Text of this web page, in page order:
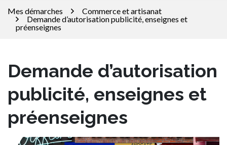
Mes démarches
Commerce et artisanat
Demande d’autorisation publicité, enseignes et
préenseignes
Demande d’autorisation
publicité, enseignes et
préenseignes